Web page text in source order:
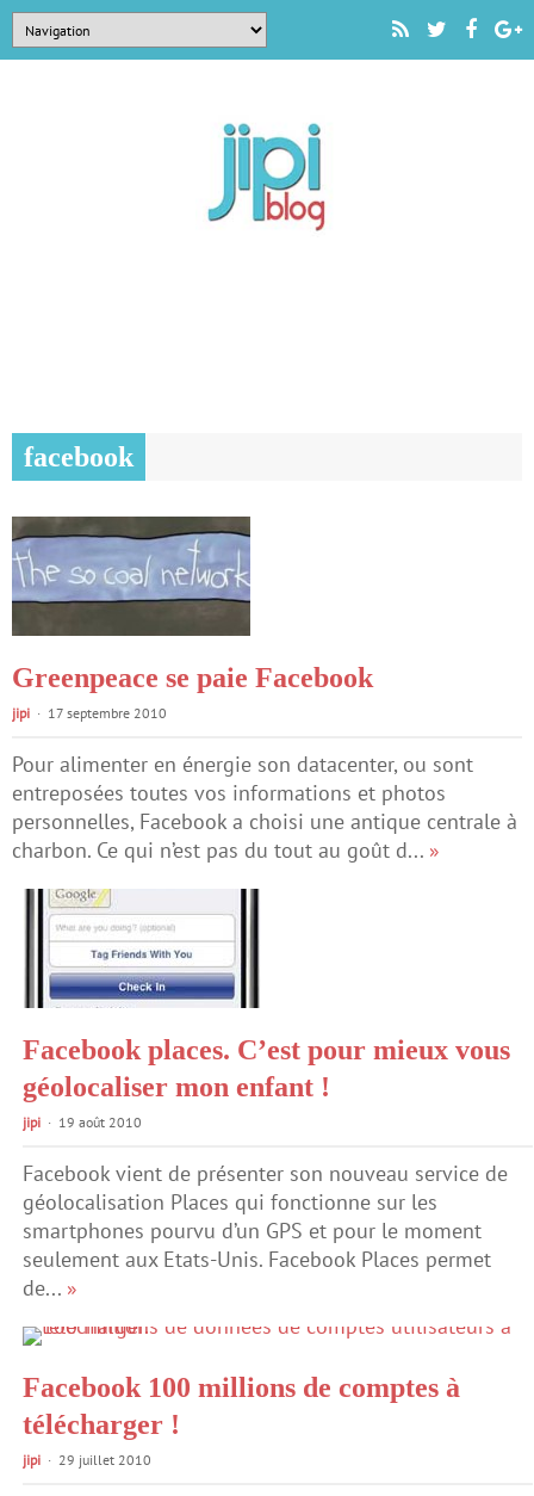
facebook
Greenpeace se paie Facebook
jipi 17 septembre 2010
Pour alimenter en énergie son datacenter, ou sont
entreposées toutes vos informations et photos
personnelles, Facebook a choisi une antique centrale à
charbon. Ce qui n’est pas du tout au goût d... »
Facebook places. C’est pour mieux vous
géolocaliser mon enfant !
jipi 19 août 2010
Facebook vient de présenter son nouveau service de
géolocalisation Places qui fonctionne sur les
smartphones pourvu d’un GPS et pour le moment
seulement aux Etats-Unis. Facebook Places permet
de... »
Facebook 100 millions de comptes à
télécharger !
jipi 29 juillet 2010